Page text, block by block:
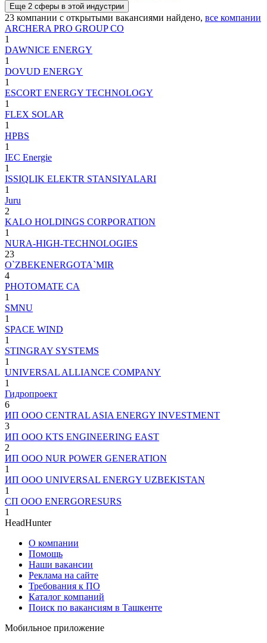
Еще 2 сферы в этой индустрии
23 компании с открытыми вакансиями найдено, все компании
ARCHERA PRO GROUP CO
1
DAWNICE ENERGY
1
DOVUD ENERGY
1
ESCORT ENERGY TECHNOLOGY
1
FLEX SOLAR
1
HPBS
1
IEC Energie
1
ISSIQLIK ELEKTR STANSIYALARI
1
Juru
2
KALO HOLDINGS CORPORATION
1
NURA-HIGH-TECHNOLOGIES
23
O`ZBEKENERGOTA`MIR
4
PHOTOMATE CA
1
SMNU
1
SPACE WIND
1
STINGRAY SYSTEMS
1
UNIVERSAL ALLIANCE COMPANY
1
Гидропроект
6
ИП ООО CENTRAL ASIA ENERGY INVESTMENT
3
ИП ООО KTS ENGINEERING EAST
2
ИП ООО NUR POWER GENERATION
1
ИП ООО UNIVERSAL ENERGY UZBEKISTAN
1
СП ООО ENERGORESURS
1
HeadHunter
О компании
Помощь
Наши вакансии
Реклама на сайте
Требования к ПО
Каталог компаний
Поиск по вакансиям в Ташкенте
Мобильное приложение